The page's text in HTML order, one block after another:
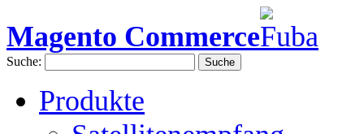
Magento Commerce
Suche: Suche
Produkte